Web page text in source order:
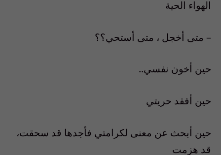
الهواء الحية
– متى أخجل ، متى أستحي؟؟
حين أخون نفسي..
حين أفقد حريتي
حين أبحث عن معنى لكرامتي فأجدها قد سحقت،
قد هزمت